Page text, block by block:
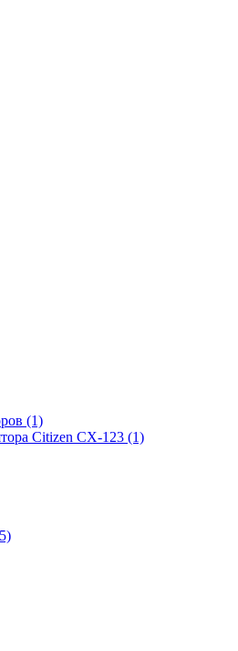
(1)
Citizen CX-123 (1)